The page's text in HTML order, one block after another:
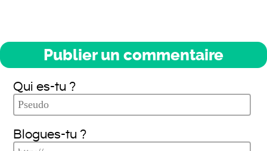
Publier un commentaire
Qui es-tu ?
Blogues-tu ?